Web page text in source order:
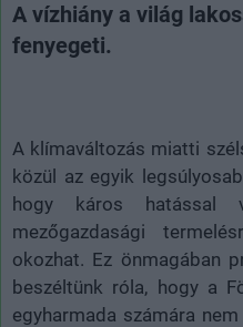
A vízhiány a világ
fenyegeti.
A klímaváltozás miatti
közül az egyik
hogy káros
mezőgazdasági
okozhat. Ez önmagában
beszéltünk róla, hogy a
egyharmada számára